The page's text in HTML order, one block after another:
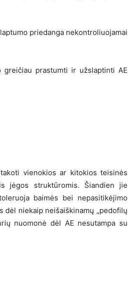
priedanga nekontroliuojamai
prastumti ir užslaptinti AE
vienokios ar kitokios teisinės
jėgos struktūromis. Šiandien jie
baimės bei nepasitikėjimo
dėl niekaip neišaiškinamų „pedofilų
nuomonė dėl AE nesutampa su